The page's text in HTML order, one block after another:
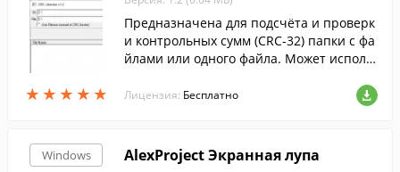
★ ★ ★ ★ ★
★ ★ ★ ★ ★
Предназначена для подсчёта и проверк
и контрольных сумм (CRC-32) папки с фа
йлами или одного файла. Может исполь
ных после копирования или записи на к
Лицензия: Бесплатно
Windows AlexProject Экранная лупа